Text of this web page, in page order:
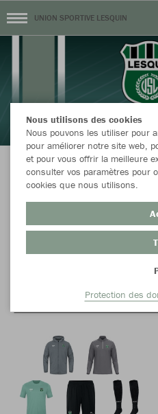
UNION SPORTIVE LESQUIN
BOUTIQUE
Nous utilisons des cookies
Nous pouvons les utiliser pour
pour améliorer notre site web,
et pour vous offrir la meilleure
consulter vos paramètres pour
cookies que nous utilisons.
Protection des